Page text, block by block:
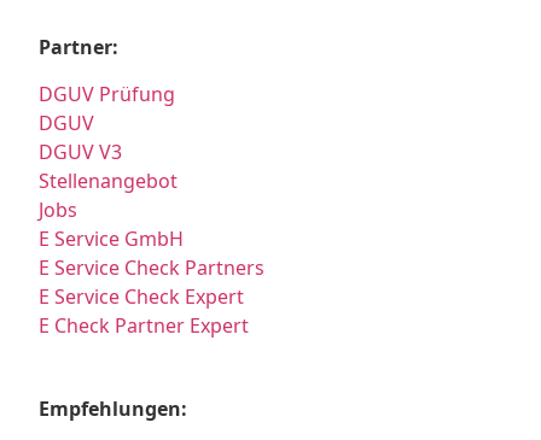
Partner:
DGUV Prüfung
DGUV
DGUV V3
Stellenangebot
Jobs
E Service GmbH
E Service Check Partners
E Service Check Expert
E Check Partner Expert
Empfehlungen: